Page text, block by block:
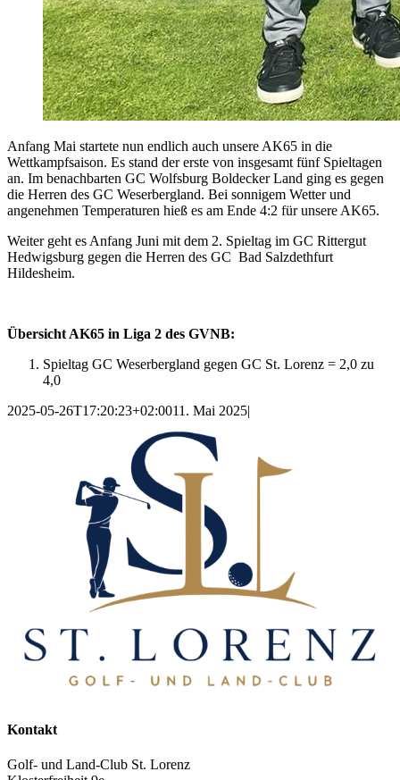
Anfang Mai startete nun endlich auch unsere AK65 in die
Wettkampfsaison. Es stand der erste von insgesamt fünf Spieltagen
an. Im benachbarten GC Wolfsburg Boldecker Land ging es gegen
die Herren des GC Weserbergland. Bei sonnigem Wetter und
angenehmen Temperaturen hieß es am Ende 4:2 für unsere AK65.
Weiter geht es Anfang Juni mit dem 2. Spieltag im GC Rittergut
Hedwigsburg gegen die Herren des GC Bad Salzdethfurt
Hildesheim.
Übersicht AK65 in Liga 2 des GVNB:
Spieltag GC Weserbergland gegen GC St. Lorenz = 2,0 zu
4,0
2025-05-26T17:20:23+02:0011. Mai 2025|
Kontakt
Golf- und Land-Club St. Lorenz